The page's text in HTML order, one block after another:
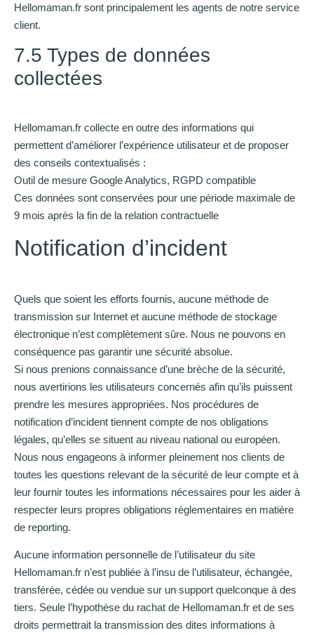
Hellomaman.fr sont principalement les agents de notre service
client.
7.5 Types de données
collectées
Hellomaman.fr collecte en outre des informations qui
permettent d’améliorer l’expérience utilisateur et de proposer
des conseils contextualisés :
Outil de mesure Google Analytics, RGPD compatible
Ces données sont conservées pour une période maximale de
9 mois après la fin de la relation contractuelle
Notification d’incident
Quels que soient les efforts fournis, aucune méthode de
transmission sur Internet et aucune méthode de stockage
électronique n’est complètement sûre. Nous ne pouvons en
conséquence pas garantir une sécurité absolue.
Si nous prenions connaissance d’une brèche de la sécurité,
nous avertirions les utilisateurs concernés afin qu’ils puissent
prendre les mesures appropriées. Nos procédures de
notification d’incident tiennent compte de nos obligations
légales, qu’elles se situent au niveau national ou européen.
Nous nous engageons à informer pleinement nos clients de
toutes les questions relevant de la sécurité de leur compte et à
leur fournir toutes les informations nécessaires pour les aider à
respecter leurs propres obligations réglementaires en matière
de reporting.
Aucune information personnelle de l’utilisateur du site
Hellomaman.fr n’est publiée à l’insu de l’utilisateur, échangée,
transférée, cédée ou vendue sur un support quelconque à des
tiers. Seule l’hypothèse du rachat de Hellomaman.fr et de ses
droits permettrait la transmission des dites informations à